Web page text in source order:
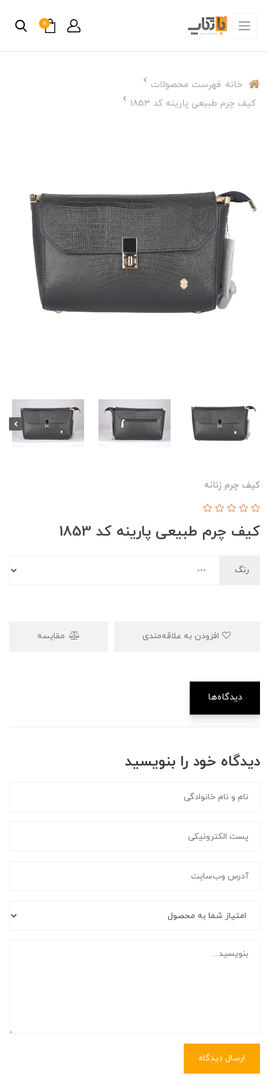
0
خانه فهرست محصولات
کیف چرم طبیعی پارینه کد 1853
کیف چرم زنانه
کیف چرم طبیعی پارینه کد 1853
رنگ
مقایسه
دیدگاه‌ها
دیدگاه خود را بنویسید
ارسال دیدگاه